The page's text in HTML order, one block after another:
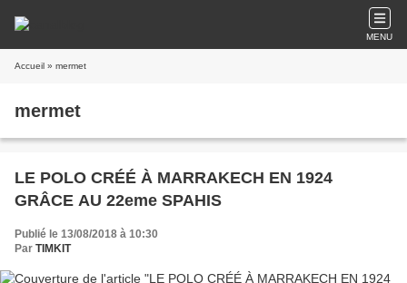
MENU
Accueil » mermet
mermet
LE POLO CRÉÉ À MARRAKECH EN 1924
GRÂCE AU 22eme SPAHIS
Publié le 13/08/2018 à 10:30
Par TIMKIT